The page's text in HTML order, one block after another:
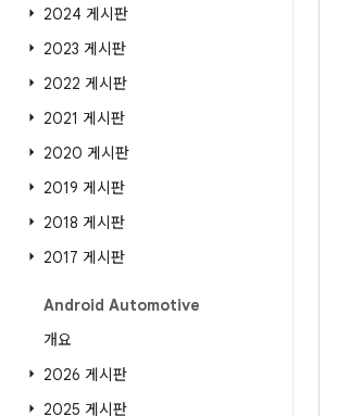
2024 게시판
2023 게시판
2022 게시판
2021 게시판
2020 게시판
2019 게시판
2018 게시판
2017 게시판
Android Automotive
개요
2026 게시판
2025 게시판